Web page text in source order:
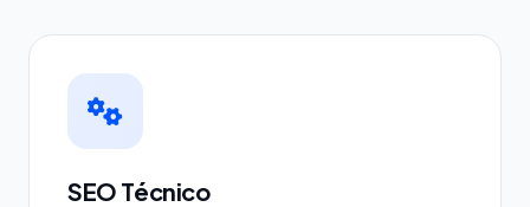
SEO Técnico